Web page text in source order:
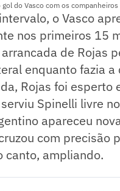
do Vasco com os
o Vasco
nos primeiros 15
de Rojas
enquanto fazia
Rojas foi esperto
Spinelli livre
apareceu
com precisão
canto, ampliando.